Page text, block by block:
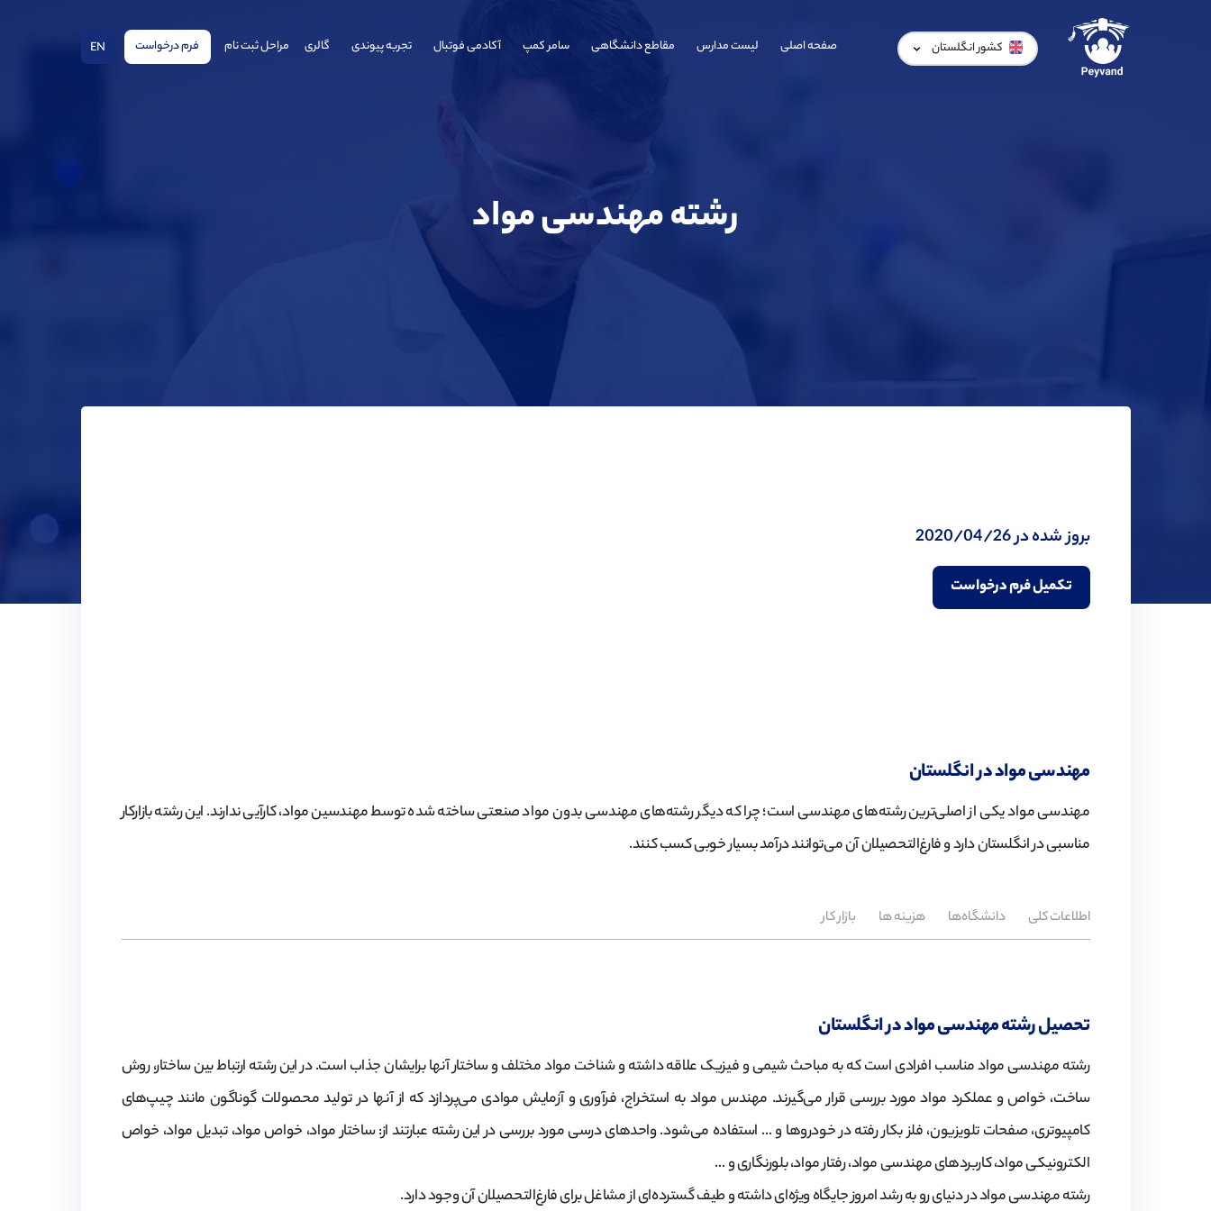
کشور انگلستان صفحه اصلی لیست مدارس مقاطع دانشگاهی سامر کمپ آکادمی فوتبال تجربه پیوندی گالری مراحل ثبت نام فرم درخواست EN
رشته مهندسی مواد
بروز شده در 2020/04/26
تکمیل فرم درخواست
مهندسی مواد در انگلستان
مهندسی مواد یکی‌ از اصلی‌ترین رشته‌های مهندسی است؛ چرا که دیگر رشته‌های مهندسی بدون مواد صنعتی ساخته شده توسط مهندسین مواد، کارآیی ندارند. این رشته ‌بازارکار
مناسبی در انگلستان دارد و فارغ‌التحصیلان آن می‌توانند درآمد بسیار خوبی کسب کنند.
اطلاعات کلی دانشگاه‌ها هزینه ‌ها بازار کار
تحصیل رشته مهندسی مواد در انگلستان
رشته مهندسی مواد مناسب افرادی است که به مباحث شیمی و فیزیک علاقه داشته و شناخت مواد مختلف و ساختار آنها برایشان جذاب است. در این رشته ارتباط بین ساختار، روش
ساخت، خواص و عملکرد مواد مورد بررسی قرار می‌گیرند. مهندس مواد به استخراج، فرآوری و آزمایش موادی می‌پردازد که از آنها در تولید محصولات‌ گوناگون مانند چیپ‌های
کامپیوتری، صفحات تلویزیون، فلز بکار رفته در خودروها و … استفاده می‌شود. واحدهای درسی مورد بررسی در این رشته عبارتند از: ساختار مواد، خواص مواد، تبدیل مواد، خواص
الکترونیکی مواد، کاربردهای مهندسی مواد، رفتار مواد، بلورنگاری و …
رشته مهندسی مواد در دنیای رو به رشد امروز جایگاه ویژه‌ای داشته و طیف گسترده‌ای از مشاغل برای فارغ‌التحصیلان آن وجود دارد.